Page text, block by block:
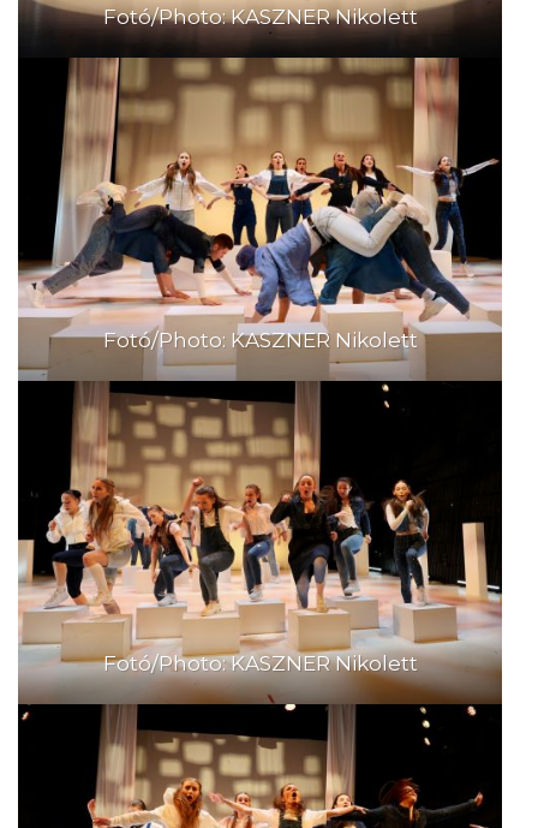
Fotó/Photo: KASZNER Nikolett
Fotó/Photo: KASZNER Nikolett
Fotó/Photo: KASZNER Nikolett